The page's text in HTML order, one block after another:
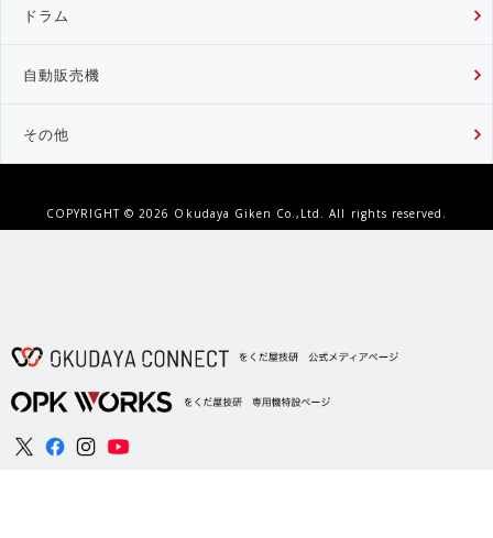
ドラム
自動販売機
その他
COPYRIGHT © 2026 Okudaya Giken Co.,Ltd. All rights reserved.